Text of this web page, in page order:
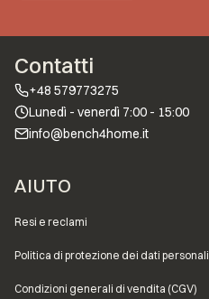
Contatti
+48 579773275
Lunedì - venerdì 7:00 - 15:00
info@bench4home.it
Menu a piè di pagina
AIUTO
Resi e reclami
Politica di protezione dei dati personali
Condizioni generali di vendita (CGV)